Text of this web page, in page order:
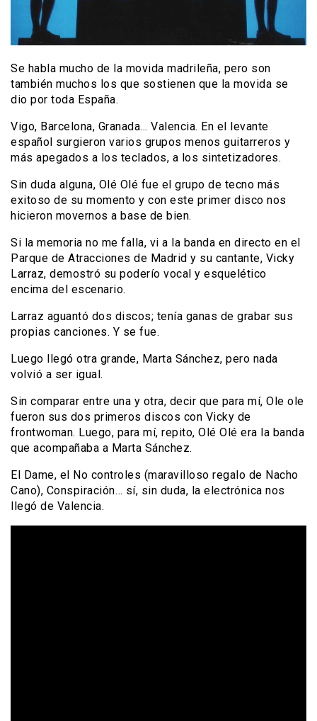
Se habla mucho de la movida madrileña, pero son
también muchos los que sostienen que la movida se
dio por toda España.
Vigo, Barcelona, Granada… Valencia. En el levante
español surgieron varios grupos menos guitarreros y
más apegados a los teclados, a los sintetizadores.
Sin duda alguna, Olé Olé fue el grupo de tecno más
exitoso de su momento y con este primer disco nos
hicieron movernos a base de bien.
Si la memoria no me falla, vi a la banda en directo en el
Parque de Atracciones de Madrid y su cantante, Vicky
Larraz, demostró su poderío vocal y esquelético
encima del escenario.
Larraz aguantó dos discos; tenía ganas de grabar sus
propias canciones. Y se fue.
Luego llegó otra grande, Marta Sánchez, pero nada
volvió a ser igual.
Sin comparar entre una y otra, decir que para mí, Ole ole
fueron sus dos primeros discos con Vicky de
frontwoman. Luego, para mí, repito, Olé Olé era la banda
que acompañaba a Marta Sánchez.
El Dame, el No controles (maravilloso regalo de Nacho
Cano), Conspiración… sí, sin duda, la electrónica nos
llegó de Valencia.